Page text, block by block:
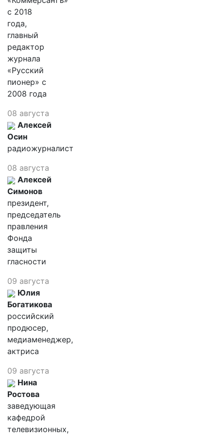
с 2018
года,
главный
редактор
журнала
«Русский
пионер» с
2008 года
08 августа
Алексей
Осин
радиожурналист
08 августа
Алексей
Симонов
президент,
председатель
правления
Фонда
защиты
гласности
09 августа
Юлия
Богатикова
российский
продюсер,
медиаменеджер,
актриса
09 августа
Нина
Ростова
заведующая
кафедрой
телевизионных,